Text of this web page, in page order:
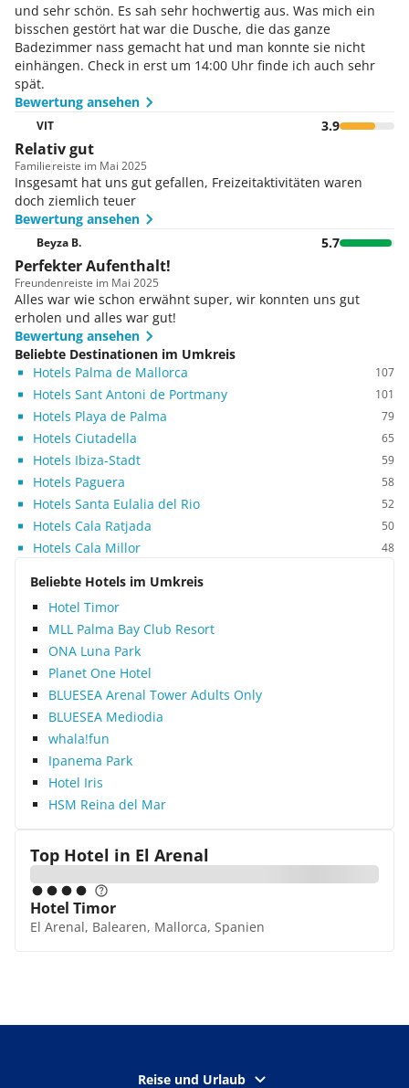
und sehr schön. Es sah sehr hochwertig aus. Was mich ein
bisschen gestört hat war die Dusche, die das ganze
Badezimmer nass gemacht hat und man konnte sie nicht
einhängen. Check in erst um 14:00 Uhr finde ich auch sehr
spät.
Bewertung ansehen
VIT 3.9
Relativ gut
Familiereiste im Mai 2025
Insgesamt hat uns gut gefallen, Freizeitaktivitäten waren
doch ziemlich teuer
Bewertung ansehen
Beyza B. 5.7
Perfekter Aufenthalt!
Freundenreiste im Mai 2025
Alles war wie schon erwähnt super, wir konnten uns gut
erholen und alles war gut!
Bewertung ansehen
Beliebte Destinationen im Umkreis
Hotels Palma de Mallorca
107
Hotels Sant Antoni de Portmany 101
Hotels Playa de Palma 79
Hotels Ciutadella 65
Hotels Ibiza-Stadt 59
Hotels Paguera 58
Hotels Santa Eulalia del Rio 52
Hotels Cala Ratjada 50
Hotels Cala Millor 48
Beliebte Hotels im Umkreis
Hotel Timor
MLL Palma Bay Club Resort
ONA Luna Park
Planet One Hotel
BLUESEA Arenal Tower Adults Only
BLUESEA Mediodia
whala!fun
Ipanema Park
Hotel Iris
HSM Reina del Mar
Top Hotel in El Arenal
Hotel Timor
El Arenal, Balearen, Mallorca, Spanien
Reise und Urlaub